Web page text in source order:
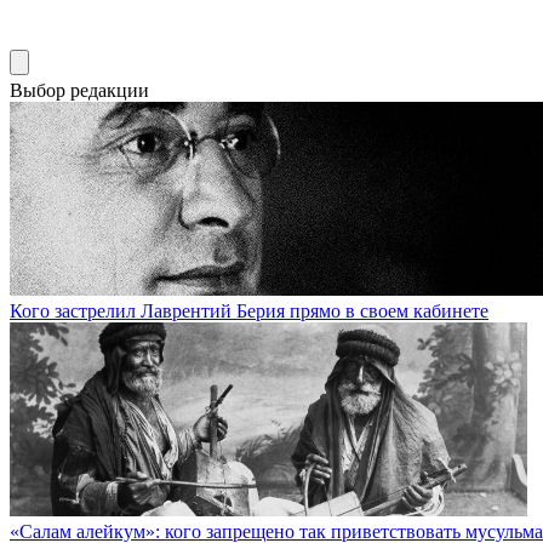
Выбор редакции
Кого застрелил Лаврентий Берия прямо в своем кабинете
«Салам алейкум»: кого запрещено так приветствовать